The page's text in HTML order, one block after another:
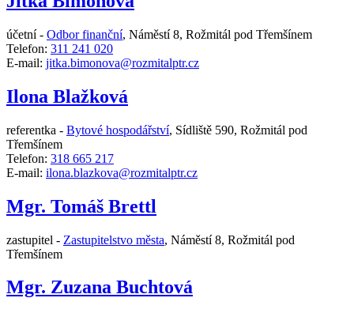
účetní - Odbor finanční, Náměstí 8, Rožmitál pod Třemšínem
Telefon: 311 241 020
E-mail: jitka.bimonova@rozmitalptr.cz
Ilona Blažková
referentka - Bytové hospodářství, Sídliště 590, Rožmitál pod
Třemšínem
Telefon: 318 665 217
E-mail: ilona.blazkova@rozmitalptr.cz
Mgr. Tomáš Brettl
zastupitel - Zastupitelstvo města, Náměstí 8, Rožmitál pod
Třemšínem
Mgr. Zuzana Buchtová